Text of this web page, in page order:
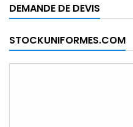
DEMANDE DE DEVIS
STOCKUNIFORMES.COM